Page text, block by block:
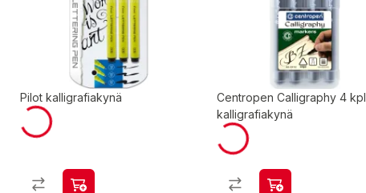
Pilot kalligrafiakynä
Centropen Calligraphy 4 kpl
kalligrafiakynä